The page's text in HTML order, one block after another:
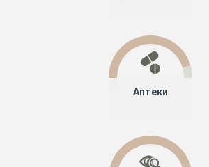
Аптеки